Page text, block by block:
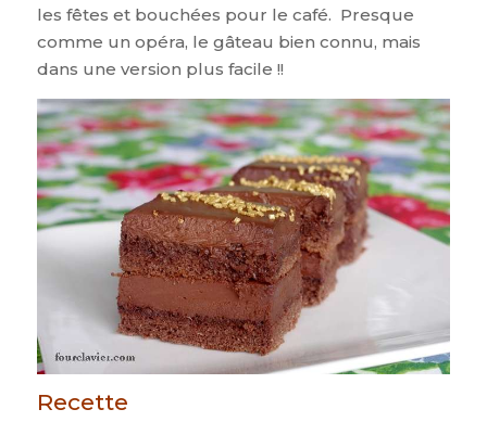
les fêtes et bouchées pour le café. Presque
comme un opéra, le gâteau bien connu, mais
dans une version plus facile !!
Recette